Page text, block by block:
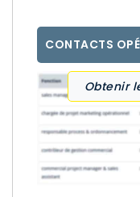
CONTACTS
Obtenir